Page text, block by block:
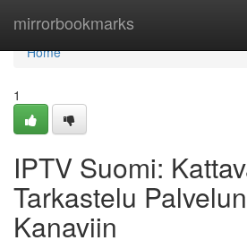
mirrorbookmarks
Home
Home
1
IPTV Suomi:
Tarkastelu
Kanaviin